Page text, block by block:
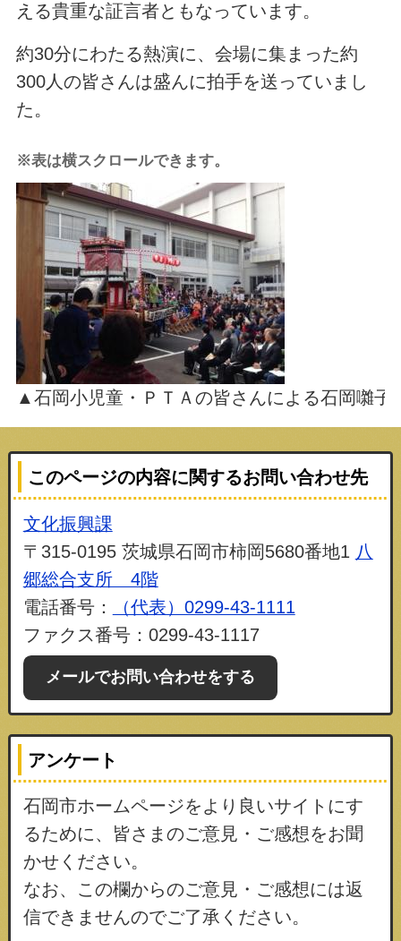
える貴重な証言者ともなっています。
約30分にわたる熱演に、会場に集まった約
300人の皆さんは盛んに拍手を送っていまし
た。
※表は横スクロールできます。
▲石岡小児童・ＰＴＡの皆さんによる石岡囃子
このページの内容に関するお問い合わせ先
文化振興課
〒315-0195 茨城県石岡市柿岡5680番地1 八
郷総合支所 4階
電話番号：
（代表）0299-43-1111
ファクス番号：0299-43-1117
メールでお問い合わせをする
アンケート
石岡市ホームページをより良いサイトにす
るために、皆さまのご意見・ご感想をお聞
かせください。
なお、この欄からのご意見・ご感想には返
信できませんのでご了承ください。